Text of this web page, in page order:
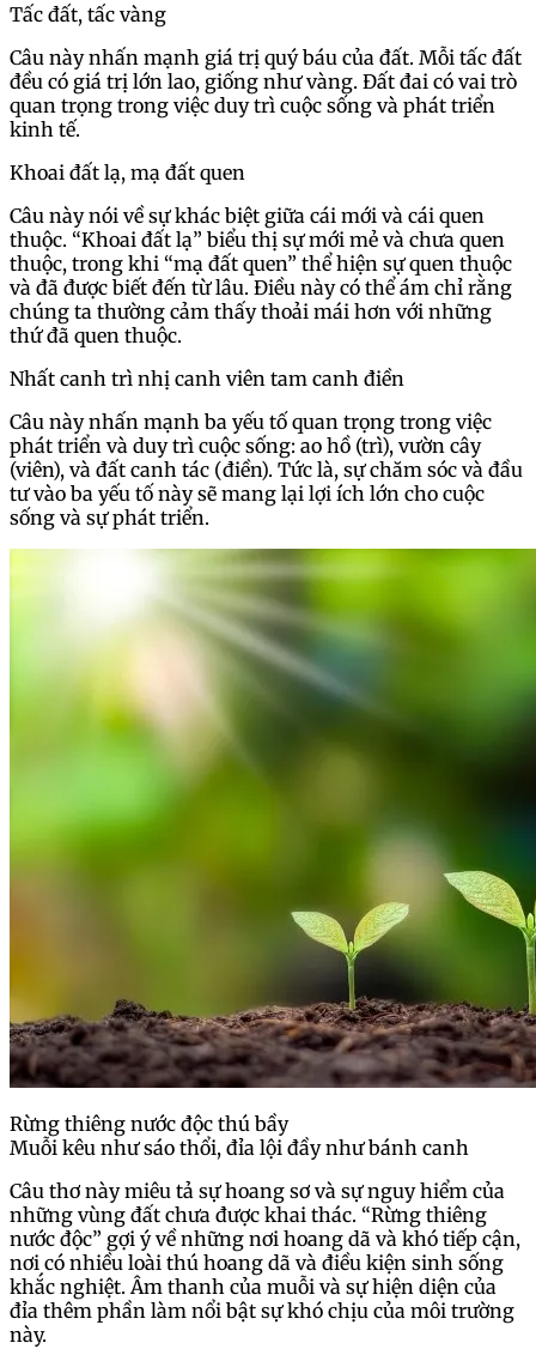
Tấc đất, tấc vàng
Câu này nhấn mạnh giá trị quý báu của đất. Mỗi tấc đất
đều có giá trị lớn lao, giống như vàng. Đất đai có vai trò
quan trọng trong việc duy trì cuộc sống và phát triển
kinh tế.
Khoai đất lạ, mạ đất quen
Câu này nói về sự khác biệt giữa cái mới và cái quen
thuộc. “Khoai đất lạ” biểu thị sự mới mẻ và chưa quen
thuộc, trong khi “mạ đất quen” thể hiện sự quen thuộc
và đã được biết đến từ lâu. Điều này có thể ám chỉ rằng
chúng ta thường cảm thấy thoải mái hơn với những
thứ đã quen thuộc.
Nhất canh trì nhị canh viên tam canh điền
Câu này nhấn mạnh ba yếu tố quan trọng trong việc
phát triển và duy trì cuộc sống: ao hồ (trì), vườn cây
(viên), và đất canh tác (điền). Tức là, sự chăm sóc và đầu
tư vào ba yếu tố này sẽ mang lại lợi ích lớn cho cuộc
sống và sự phát triển.
Rừng thiêng nước độc thú bầy
Muỗi kêu như sáo thổi, đỉa lội đầy như bánh canh
Câu thơ này miêu tả sự hoang sơ và sự nguy hiểm của
những vùng đất chưa được khai thác. “Rừng thiêng
nước độc” gợi ý về những nơi hoang dã và khó tiếp cận,
nơi có nhiều loài thú hoang dã và điều kiện sinh sống
khắc nghiệt. Âm thanh của muỗi và sự hiện diện của
đỉa thêm phần làm nổi bật sự khó chịu của môi trường
này.